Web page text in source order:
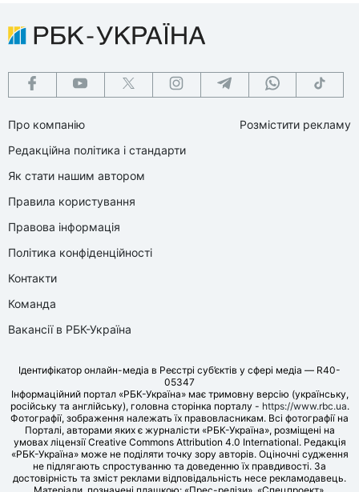
Про компанію
Редакційна політика і стандарти
Як стати нашим автором
Правила користування
Правова інформація
Політика конфіденційності
Контакти
Команда
Вакансії в РБК-Україна
Розмістити рекламу
Ідентифікатор онлайн-медіа в Реєстрі суб’єктів у сфері медіа — R40-
05347
Інформаційний портал «РБК-Україна» має тримовну версію (українську,
російську та англійську), головна сторінка порталу - https://www.rbc.ua.
Фотографії, зображення належать їх правовласникам. Всі фотографії на
Порталі, авторами яких є журналісти «РБК-Україна», розміщені на
умовах ліцензії Creative Commons Attribution 4.0 International. Редакція
«РБК-Україна» може не поділяти точку зору авторів. Оціночні судження
не підлягають спростуванню та доведенню їх правдивості. За
достовірність та зміст реклами відповідальність несе рекламодавець.